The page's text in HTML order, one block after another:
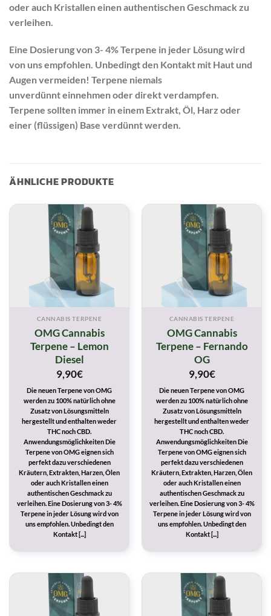
oder auch Kristallen einen authentischen Geschmack zu
verleihen.
Eine Dosierung von 3- 4% Terpene in jeder Lösung wird
von uns empfohlen. Unbedingt den Kontakt mit Haut und
Augen vermeiden! Terpene niemals
unverdünnt einnehmen oder direkt verdampfen.
Terpene sollten immer in einem Extrakt, Öl, Harz oder
einer (flüssigen) Base verdünnt werden.
ÄHNLICHE PRODUKTE
CANNABIS TERPENE
OMG Cannabis
Terpene – Lemon
Diesel
9,90€
Die neuen Terpene von OMG
werden zu 100% natürlich ohne
Zusatz von Lösungsmitteln
hergestellt und enthalten weder
THC noch CBD.
Anwendungsmöglichkeiten Die
Terpene von OMG eignen sich
perfekt dazu verschiedenen
Kräutern, Extrakten, Harzen, Ölen
oder auch Kristallen einen
authentischen Geschmack zu
verleihen. Eine Dosierung von 3- 4%
Terpene in jeder Lösung wird von
uns empfohlen. Unbedingt den
Kontakt [...]
CANNABIS TERPENE
OMG Cannabis
Terpene – Fernando
OG
9,90€
Die neuen Terpene von OMG
werden zu 100% natürlich ohne
Zusatz von Lösungsmitteln
hergestellt und enthalten weder
THC noch CBD.
Anwendungsmöglichkeiten Die
Terpene von OMG eignen sich
perfekt dazu verschiedenen
Kräutern, Extrakten, Harzen, Ölen
oder auch Kristallen einen
authentischen Geschmack zu
verleihen. Eine Dosierung von 3- 4%
Terpene in jeder Lösung wird von
uns empfohlen. Unbedingt den
Kontakt [...]